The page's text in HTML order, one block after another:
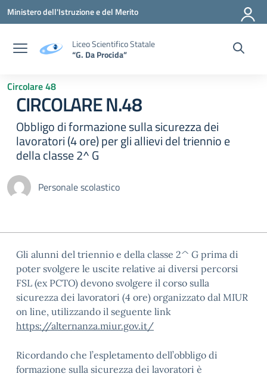
Vai ai contenuti
Vai al menu di navigazione
Vai al footer
Ministero dell'Istruzione e del Merito
Liceo Scientifico Statale
“G. Da Procida”
Circolare 48
CIRCOLARE N.48
Obbligo di formazione sulla sicurezza dei
lavoratori (4 ore) per gli allievi del triennio e
della classe 2^ G
Personale scolastico
Gli alunni del triennio e della classe 2^ G prima di
poter svolgere le uscite relative ai diversi percorsi
FSL (ex PCTO) devono svolgere il corso sulla
sicurezza dei lavoratori (4 ore) organizzato dal MIUR
on line, utilizzando il seguente link
https://alternanza.miur.gov.it/
Ricordando che l’espletamento dell’obbligo di
formazione sulla sicurezza dei lavoratori è